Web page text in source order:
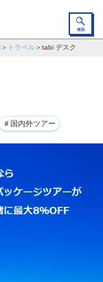
トラベル tabi デスク
＃国内外ツアー